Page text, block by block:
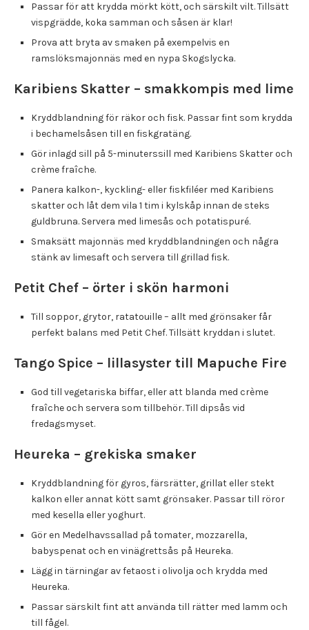
Passar för att krydda mörkt kött, och särskilt vilt. Tillsätt
vispgrädde, koka samman och såsen är klar!
Prova att bryta av smaken på exempelvis en
ramslöksmajonnäs med en nypa Skogslycka.
Karibiens Skatter – smakkompis med lime
Kryddblandning för räkor och fisk. Passar fint som krydda
i bechamelsåsen till en fiskgratäng.
Gör inlagd sill på 5-minuterssill med Karibiens Skatter och
crème fraîche.
Panera kalkon-, kyckling- eller fiskfiléer med Karibiens
skatter och låt dem vila 1 tim i kylskåp innan de steks
guldbruna. Servera med limesås och potatispuré.
Smaksätt majonnäs med kryddblandningen och några
stänk av limesaft och servera till grillad fisk.
Petit Chef – örter i skön harmoni
Till soppor, grytor, ratatouille – allt med grönsaker får
perfekt balans med Petit Chef. Tillsätt kryddan i slutet.
Tango Spice – lillasyster till Mapuche Fire
God till vegetariska biffar, eller att blanda med crème
fraîche och servera som tillbehör. Till dipsås vid
fredagsmyset.
Heureka – grekiska smaker
Kryddblandning för gyros, färsrätter, grillat eller stekt
kalkon eller annat kött samt grönsaker. Passar till röror
med kesella eller yoghurt.
Gör en Medelhavssallad på tomater, mozzarella,
babyspenat och en vinägrettsås på Heureka.
Lägg in tärningar av fetaost i olivolja och krydda med
Heureka.
Passar särskilt fint att använda till rätter med lamm och
till fågel.